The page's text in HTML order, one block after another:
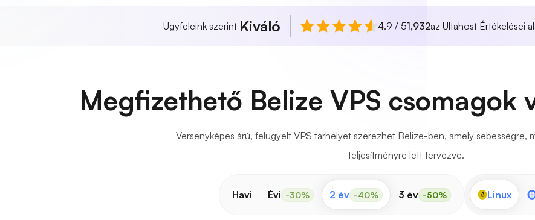
Ügyfeleink szerint Kiváló 4.9 / 51,932az Ultahost Értékelései
Megfizethető Belize VPS csomagok
Versenyképes árú, felügyelt VPS tárhelyet szerezhet Belize-ben, amely sebességre,
teljesítményre lett tervezve.
Havi Évi -30% 2 év -40% 3 év -50% Linux